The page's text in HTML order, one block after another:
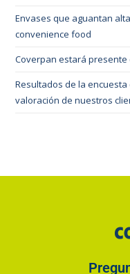
Envases que aguantan
convenience food
Coverpan estará presente
Resultados de la
valoración de nuestros